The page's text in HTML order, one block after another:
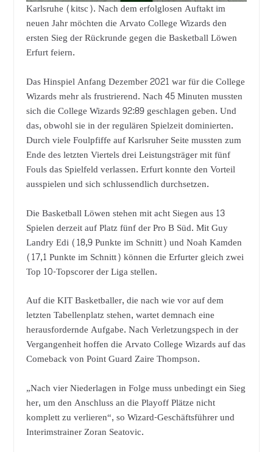
Karlsruhe (kitsc). Nach dem erfolglosen Auftakt im
neuen Jahr möchten die Arvato College Wizards den
ersten Sieg der Rückrunde gegen die Basketball Löwen
Erfurt feiern.
Das Hinspiel Anfang Dezember 2021 war für die College
Wizards mehr als frustrierend. Nach 45 Minuten mussten
sich die College Wizards 92:89 geschlagen geben. Und
das, obwohl sie in der regulären Spielzeit dominierten.
Durch viele Foulpfiffe auf Karlsruher Seite mussten zum
Ende des letzten Viertels drei Leistungsträger mit fünf
Fouls das Spielfeld verlassen. Erfurt konnte den Vorteil
ausspielen und sich schlussendlich durchsetzen.
Die Basketball Löwen stehen mit acht Siegen aus 13
Spielen derzeit auf Platz fünf der Pro B Süd. Mit Guy
Landry Edi (18,9 Punkte im Schnitt) und Noah Kamden
(17,1 Punkte im Schnitt) können die Erfurter gleich zwei
Top 10-Topscorer der Liga stellen.
Auf die KIT Basketballer, die nach wie vor auf dem
letzten Tabellenplatz stehen, wartet demnach eine
herausfordernde Aufgabe. Nach Verletzungspech in der
Vergangenheit hoffen die Arvato College Wizards auf das
Comeback von Point Guard Zaire Thompson.
„Nach vier Niederlagen in Folge muss unbedingt ein Sieg
her, um den Anschluss an die Playoff Plätze nicht
komplett zu verlieren“, so Wizard-Geschäftsführer und
Interimstrainer Zoran Seatovic.